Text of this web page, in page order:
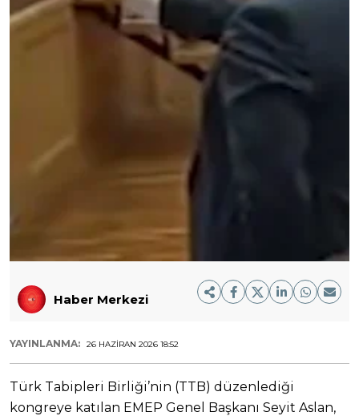
Haber Merkezi
YAYINLANMA: 26 HAZIRAN 2026 18:52
Türk Tabipleri Birliği’nin (TTB) düzenlediği
kongreye katılan EMEP Genel Başkanı Seyit Aslan,